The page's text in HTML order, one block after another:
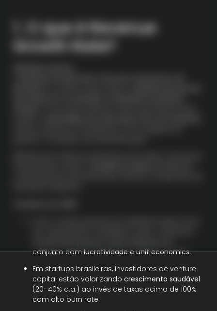
1. O que é Revenue
Growth Rate?
conjunto comlucratividade e unit economics.
Em startups brasileiras, investidores de venture
capital estão valorizando crescimento saudável
(20–40% a.a.) ao invés de taxas acima de 100%
com alto burn rate.